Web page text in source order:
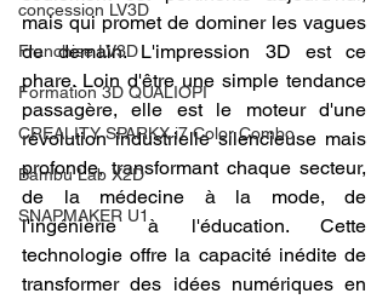
concession LV3D
Franchise LV3D
Formation 3D QUALIOPI
CREALITY SPARKX i7 Color Combo
Bambu Lab X2D
SNAPMAKER U1
mais qui promet de dominer les vagues
de demain. L'impression 3D est ce
phare. Loin d'être une simple tendance
passagère, elle est le moteur d'une
révolution industrielle silencieuse mais
profonde, transformant chaque secteur,
de la médecine à la mode, de
l'ingénierie à l'éducation. Cette
technologie offre la capacité inédite de
transformer des idées numériques en